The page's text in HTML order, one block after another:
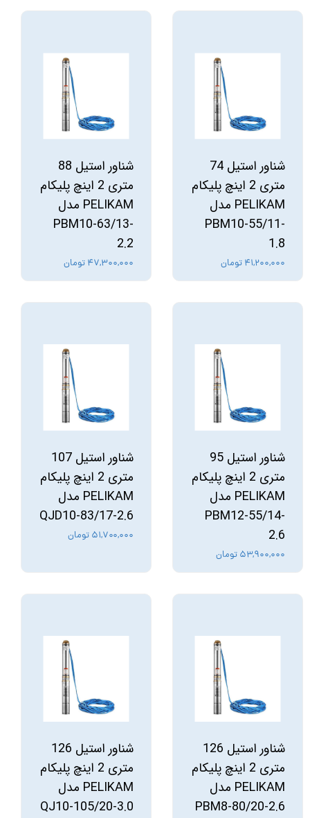
شناور استیل 74
متری 2 اینچ پلیکام
PELIKAM مدل
PBM10-55/11-
1.8
۴۱,۲۰۰,۰۰۰ تومان
شناور استیل 88
متری 2 اینچ پلیکام
PELIKAM مدل
PBM10-63/13-
2.2
۴۷,۳۰۰,۰۰۰ تومان
شناور استیل 95
متری 2 اینچ پلیکام
PELIKAM مدل
PBM12-55/14-
2.6
۵۳,۹۰۰,۰۰۰ تومان
شناور استیل 107
متری 2 اینچ پلیکام
PELIKAM مدل
QJD10-83/17-2.6
۵۱,۷۰۰,۰۰۰ تومان
شناور استیل 126
متری 2 اینچ پلیکام
PELIKAM مدل
PBM8-80/20-2.6
شناور استیل 126
متری 2 اینچ پلیکام
PELIKAM مدل
QJ10-105/20-3.0